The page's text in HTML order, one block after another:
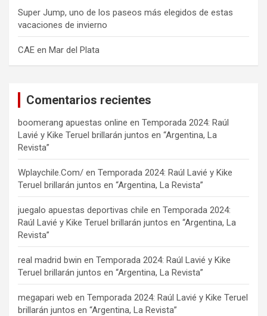
Super Jump, uno de los paseos más elegidos de estas
vacaciones de invierno
CAE en Mar del Plata
Comentarios recientes
boomerang apuestas online en Temporada 2024: Raúl
Lavié y Kike Teruel brillarán juntos en “Argentina, La
Revista”
Wplaychile.Com/ en Temporada 2024: Raúl Lavié y Kike
Teruel brillarán juntos en “Argentina, La Revista”
juegalo apuestas deportivas chile en Temporada 2024:
Raúl Lavié y Kike Teruel brillarán juntos en “Argentina, La
Revista”
real madrid bwin en Temporada 2024: Raúl Lavié y Kike
Teruel brillarán juntos en “Argentina, La Revista”
megapari web en Temporada 2024: Raúl Lavié y Kike Teruel
brillarán juntos en “Argentina, La Revista”